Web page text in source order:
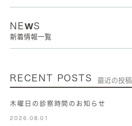
NEWS
新着情報一覧
RECENT POSTS 最近の投稿
木曜日の診察時間のお知らせ
2026.08.01